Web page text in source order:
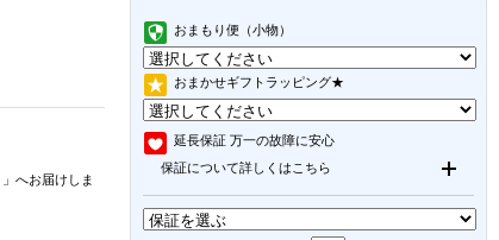
おまもり便（小物）
おまかせギフトラッピング★
延長保証 万一の故障に安心
保証について詳しくはこちら
」 へお届けしま